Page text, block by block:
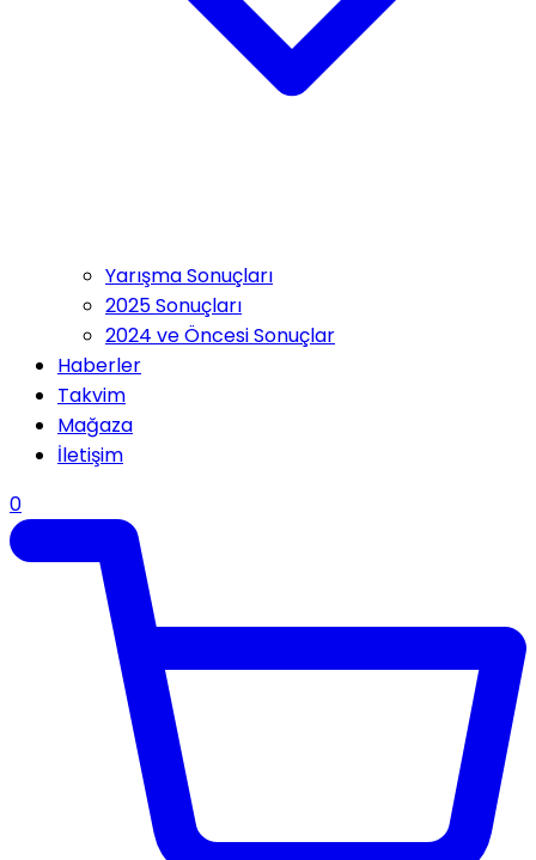
Yarışma Sonuçları
2025 Sonuçları
2024 ve Öncesi Sonuçlar
Haberler
Takvim
Mağaza
İletişim
0